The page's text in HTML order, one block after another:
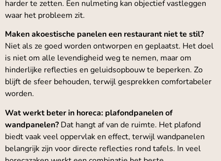
harder te zetten. Een nulmeting kan objectief vastleggen
waar het probleem zit.
Maken akoestische panelen een restaurant niet te stil?
Niet als ze goed worden ontworpen en geplaatst. Het doel
is niet om alle levendigheid weg te nemen, maar om
hinderlijke reflecties en geluidsopbouw te beperken. Zo
blijft de sfeer behouden, terwijl gesprekken comfortabeler
worden.
Wat werkt beter in horeca: plafondpanelen of
wandpanelen? Dat hangt af van de ruimte. Het plafond
biedt vaak veel oppervlak en effect, terwijl wandpanelen
belangrijk zijn voor directe reflecties rond tafels. In veel